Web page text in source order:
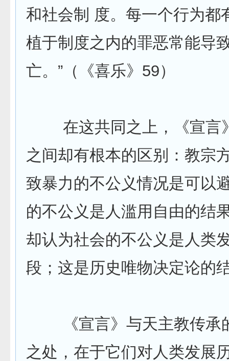
和社会制 度。每一个行为都
植于制度之内的罪恶常能导
亡。”（《喜乐》59）
在这共同之上，《宣言
之间却有根本的区别：教宗
致暴力的不公义情况是可以
的不公义是人滥用自由的结
却认为社会的不公义是人类
段；这是历史唯物决定论
《宣言》与天主教传承
之处，在于它们对人类发展